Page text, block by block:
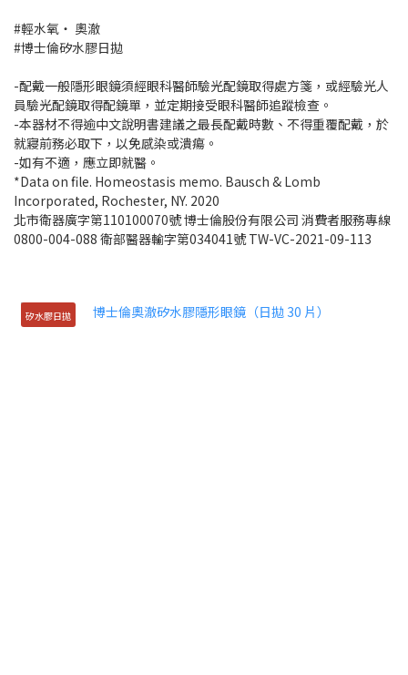
#輕水氧‧ 奧澈
#博士倫矽水膠日拋
-配戴一般隱形眼鏡須經眼科醫師驗光配鏡取得處方箋，或經驗光人
員驗光配鏡取得配鏡單，並定期接受眼科醫師追蹤檢查。
-本器材不得逾中文說明書建議之最長配戴時數、不得重覆配戴，於
就寢前務必取下，以免感染或潰瘍。
-如有不適，應立即就醫。
*Data on file. Homeostasis memo. Bausch & Lomb
Incorporated, Rochester, NY. 2020
北市衛器廣字第110100070號 博士倫股份有限公司 消費者服務專線
0800-004-088 衛部醫器輸字第034041號 TW-VC-2021-09-113
矽水膠日拋